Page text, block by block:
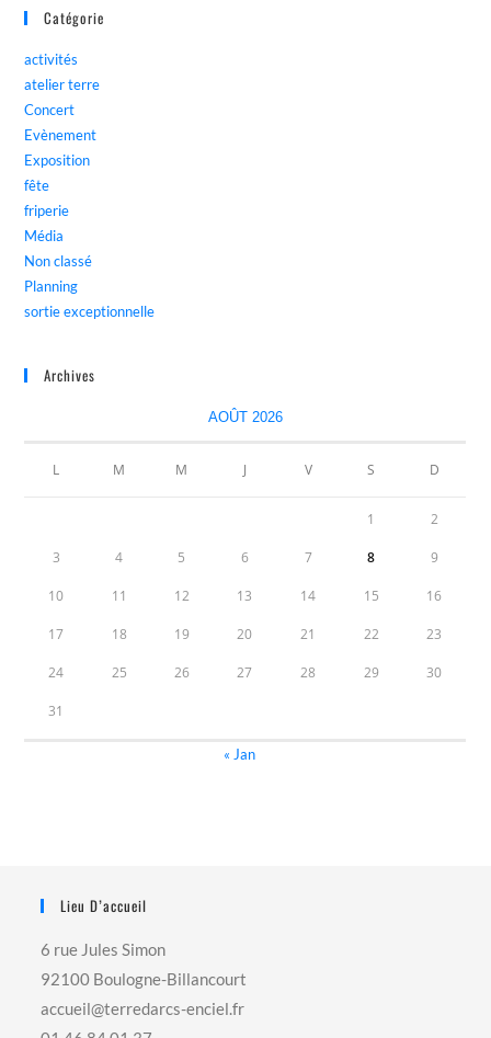
Catégorie
activités
atelier terre
Concert
Evènement
Exposition
fête
friperie
Média
Non classé
Planning
sortie exceptionnelle
Archives
AOÛT 2026
L M M J V S D
1 2
3 4 5 6 7 8 9
10 11 12 13 14 15 16
17 18 19 20 21 22 23
24 25 26 27 28 29 30
31
« Jan
Lieu D’accueil
6 rue Jules Simon
92100 Boulogne-Billancourt
accueil@terredarcs-enciel.fr